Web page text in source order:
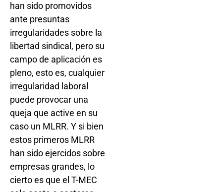
han sido promovidos
ante presuntas
irregularidades sobre la
libertad sindical, pero su
campo de aplicación es
pleno, esto es, cualquier
irregularidad laboral
puede provocar una
queja que active en su
caso un MLRR. Y si bien
estos primeros MLRR
han sido ejercidos sobre
empresas grandes, lo
cierto es que el T-MEC